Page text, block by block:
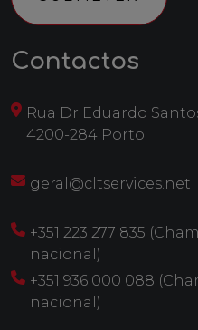
Contactos
Rua Dr Eduardo
4200-284 Porto
geral@cltservices.net
+351 223 277 835
nacional)
+351 936 000 088
nacional)